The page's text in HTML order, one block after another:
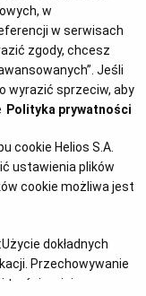
Nolan
w
w serwisach
zgody, chcesz
Jeśli
wyrazić sprzeciw, aby
Polityka prywatności
cookie Helios S.A.
ustawienia plików
cookie możliwa jest
Użycie dokładnych
Przechowywanie
opinie